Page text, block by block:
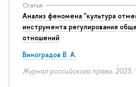
Статья
Анализ феномена "культура
инструмента регулирования
отношений
Виноградов В. А.
Журнал российского права.